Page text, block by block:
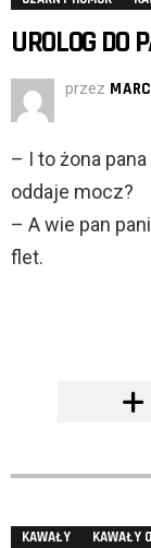
UROLOG DO
przez
– I to żona
oddaje mocz?
– A wie pan
flet.
KAWAŁY KAWAŁY